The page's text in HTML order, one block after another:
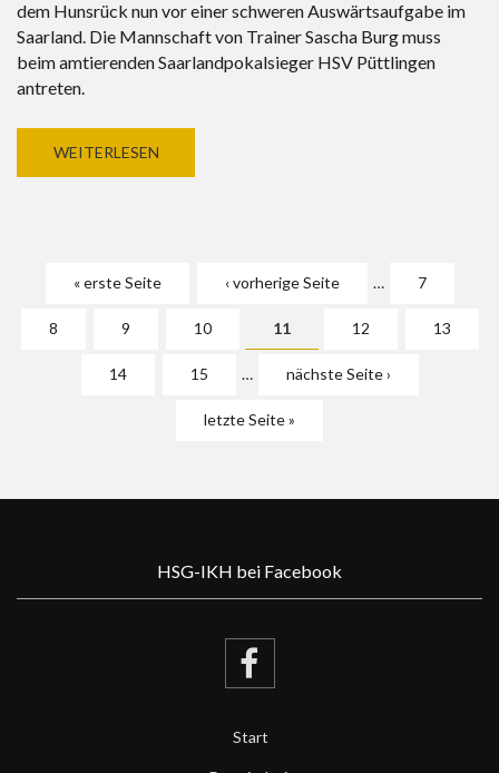
dem Hunsrück nun vor einer schweren Auswärtsaufgabe im
Saarland. Die Mannschaft von Trainer Sascha Burg muss
beim amtierenden Saarlandpokalsieger HSV Püttlingen
antreten.
WEITERLESEN
« erste Seite ‹ vorherige Seite … 7
8 9 10 11 12 13
14 15 … nächste Seite ›
letzte Seite »
HSG-IKH bei Facebook
Start